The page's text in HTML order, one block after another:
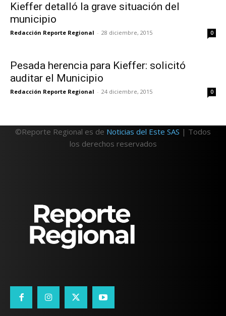
Kieffer detalló la grave situación del
municipio
Redacción Reporte Regional - 28 diciembre, 2015 0
Pesada herencia para Kieffer: solicitó
auditar el Municipio
Redacción Reporte Regional - 24 diciembre, 2015 0
©Reporte Regional es de Noticias del Este SAS | Todos
los derechos reservados